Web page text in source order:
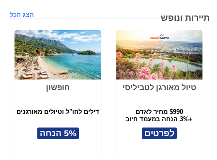
תיירות ונופש הצג הכל
טיול מאורגן לטביליסי
$990 מחיר לאדם
+3% הנחה במעמד חיוב
לפרטים
חופשון
דילים לחו"ל וטיולים מאורגנים
5% הנחה